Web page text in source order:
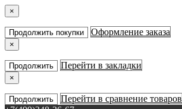
×
Продолжить покупки Оформление заказа
×
Продолжить Перейти в закладки
×
Продолжить
Перейти в сравнение товаров